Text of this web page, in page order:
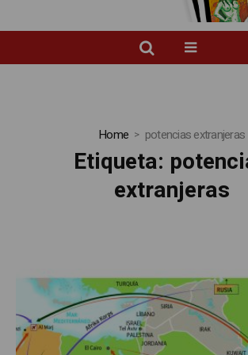
Home potencias extranjeras
Etiqueta:
extranjeras